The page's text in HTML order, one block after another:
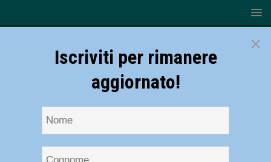
×
Iscriviti per rimanere
aggiornato!